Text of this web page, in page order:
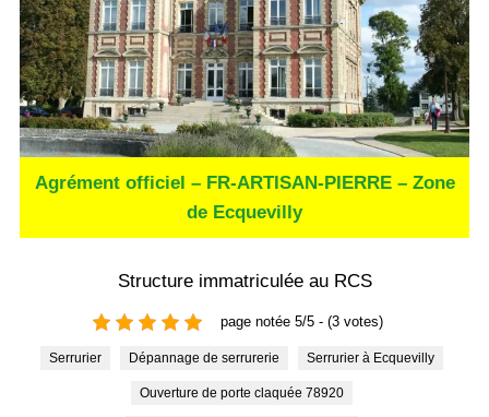
Agrément officiel – FR-ARTISAN-PIERRE – Zone
de Ecquevilly
Structure immatriculée au RCS
page notée 5/5 - (3 votes)
Serrurier Dépannage de serrurerie Serrurier à Ecquevilly
Ouverture de porte claquée 78920